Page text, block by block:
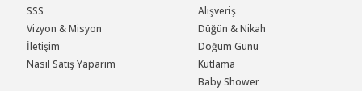
SSS
Vizyon & Misyon
İletişim
Nasıl Satış Yaparım
Alışveriş
Düğün & Nikah
Doğum Günü
Kutlama
Baby Shower